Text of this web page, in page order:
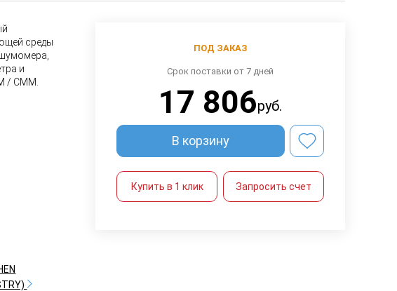
среды
и
/ CMM.
ПОД ЗАКАЗ
Срок поставки от 7 дней
17 806руб.
В корзину
Купить в 1 клик Запросить счет